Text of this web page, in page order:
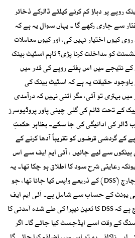
روپے پر دباؤ کم کرنے کیلئے ڈالرکے ذخائر
سے جاری رکھے گا ۔ یہاں سوال یہ ہے کہ
کیوں اختیار نہیں کی، اور کیوں معاملات
کو مداخلت کرنا پڑی؟ تاہم اسٹیٹ بینک
نتیجے میں اس ہفتے روپے کی قدر میں
حقیقت یہ ہے کہ اسٹیٹ بینک کی
بہتری تو آئی، مگر اتنی نہیں کہ درآمدی
کے تحت قائم کی گئی چینی پاور پروڈیوسرز
500 ارب روپے (1.72 ارب ڈالر کی ادائیگی کی جا سکے۔ بظاہر حکمتِ
2.381 کھرب روپے کے گردشی قرضوں کو تقریباً آدھا کرنے کے
روپے 18 کمرشل بینکوں سے لیے جائیں ، آئی ایم ایف سے اس
رعایتی شرح سود کا اطلاق ہو چکا تھا۔ یہ
قرض 6 سال میں ڈیٹ سروس سرچارج (DSS) کے ذریعے واپس کیا جانا تھا، جو
میں 3.23 روپے فی یونٹ کے حساب سے شامل ہے۔ آئی ایم ایف
کی مئی 2025 کی رپورٹ میں درج ہے کہ DSS کا تعین نیپرا کی طے شدہ آمدنی کا
کے وقت اسے ایڈجسٹ کیا جائے گا۔ اگر